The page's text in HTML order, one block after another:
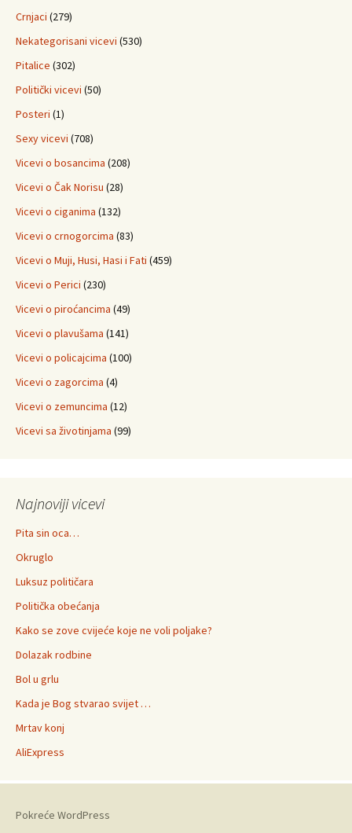
Crnjaci (279)
Nekategorisani vicevi (530)
Pitalice (302)
Politički vicevi (50)
Posteri (1)
Sexy vicevi (708)
Vicevi o bosancima (208)
Vicevi o Čak Norisu (28)
Vicevi o ciganima (132)
Vicevi o crnogorcima (83)
Vicevi o Muji, Husi, Hasi i Fati (459)
Vicevi o Perici (230)
Vicevi o piroćancima (49)
Vicevi o plavušama (141)
Vicevi o policajcima (100)
Vicevi o zagorcima (4)
Vicevi o zemuncima (12)
Vicevi sa životinjama (99)
Najnoviji vicevi
Pita sin oca…
Okruglo
Luksuz političara
Politička obećanja
Kako se zove cvijeće koje ne voli poljake?
Dolazak rodbine
Bol u grlu
Kada je Bog stvarao svijet …
Mrtav konj
AliExpress
Pokreće WordPress